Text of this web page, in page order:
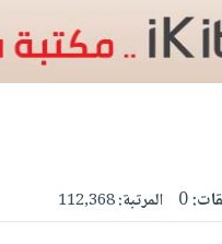
0 المرتبة:112,368